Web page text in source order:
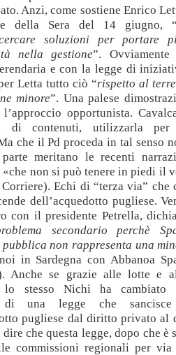
Anzi, come sostiene Enrico
della Sera del 14 giugno,
soluzioni per portare
nella gestione”.
e con la legge di
Letta tutto ciò “rispetto al
minore”. Una palese
opportunista.
di contenuti, utilizzarla per
che il Pd proceda in tal senso
meritano le recenti
«che non si può tenere in piedi il
Corriere). Echi di “terza via”
dell’acquedotto pugliese.
con il presidente Petrella,
secondario perchè
pubblica non rappresenta una
in Sardegna con Abbanoa
Anche se grazie alle lotte e
lo stesso Nichi ha cambiato
di una legge che
pugliese dal diritto privato al
che questa legge, dopo che è
commissioni regionali per via